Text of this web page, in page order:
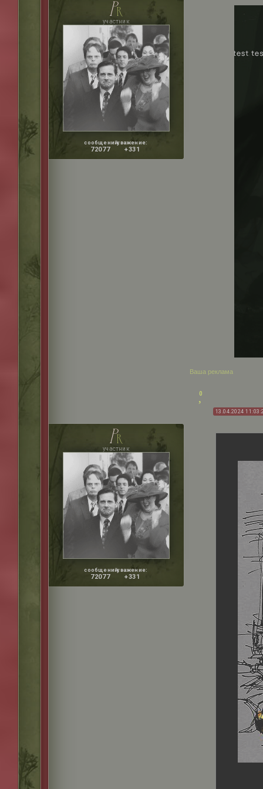
pr
участник
сообщений:
72077
уважение:
+331
Ваша реклама
0
13.04.2024
pr
участник
сообщений:
72077
уважение:
+331